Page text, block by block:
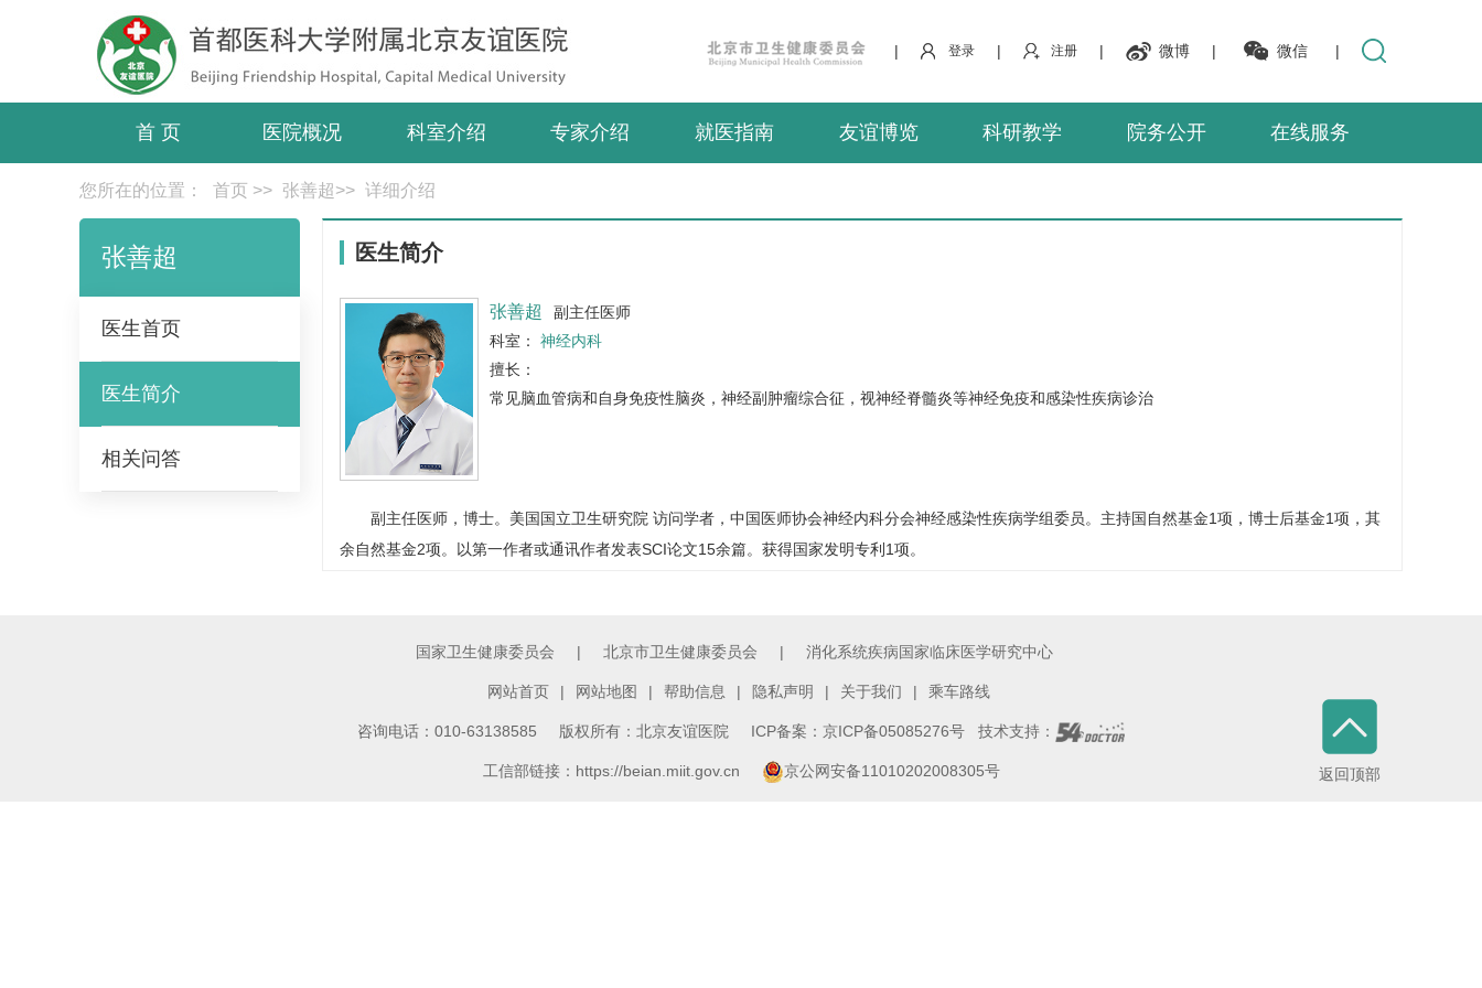
| 登录 | 注册 | 微博 | 微信 |
首 页 医院概况 科室介绍 专家介绍 就医指南 友谊博览 科研教学 院务公开 在线服务
您所在的位置： 首页 >> 张善超>> 详细介绍
张善超
医生首页
医生简介
相关问答
医生简介
张善超
副主任医师
科室： 神经内科
擅长：
常见脑血管病和自身免疫性脑炎，神经副肿瘤综合征，视神经脊髓炎等神经免疫和感染性疾病诊治
副主任医师，博士。美国国立卫生研究院 访问学者，中国医师协会神经内科分会神经感染性疾病学组委员。主持国自然基金1项，博士后基金1项，其
余自然基金2项。以第一作者或通讯作者发表SCI论文15余篇。获得国家发明专利1项。
国家卫生健康委员会 | 北京市卫生健康委员会 | 消化系统疾病国家临床医学研究中心
网站首页 | 网站地图 | 帮助信息 | 隐私声明 | 关于我们 | 乘车路线
咨询电话：010-63138585 版权所有：北京友谊医院 ICP备案：京ICP备05085276号 技术支持：
工信部链接：https://beian.miit.gov.cn 京公网安备11010202008305号 返回顶部